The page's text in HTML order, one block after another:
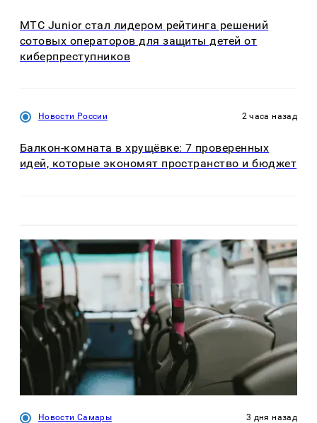
МТС Junior стал лидером рейтинга решений
сотовых операторов для защиты детей от
киберпреступников
Новости России 2 часа назад
Балкон-комната в хрущёвке: 7 проверенных
идей, которые экономят пространство и бюджет
Новости Самары 3 дня назад